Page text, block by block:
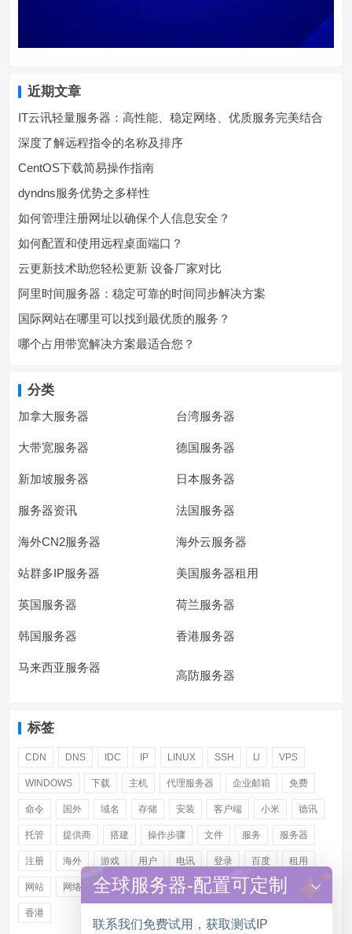
近期文章
IT云讯轻量服务器：高性能、稳定网络、优质服务完美结合
深度了解远程指令的名称及排序
CentOS下载简易操作指南
dyndns服务优势之多样性
如何管理注册网址以确保个人信息安全？
如何配置和使用远程桌面端口？
云更新技术助您轻松更新 设备厂家对比
阿里时间服务器：稳定可靠的时间同步解决方案
国际网站在哪里可以找到最优质的服务？
哪个占用带宽解决方案最适合您？
分类
加拿大服务器 台湾服务器
大带宽服务器 德国服务器
新加坡服务器 日本服务器
服务器资讯 法国服务器
海外CN2服务器 海外云服务器
站群多IP服务器 美国服务器租用
英国服务器 荷兰服务器
韩国服务器 香港服务器
马来西亚服务器
高防服务器
标签
CDN DNS IDC IP LINUX SSH U VPS
WINDOWS 下载 主机 代理服务器 企业邮箱 免费
命令 国外 域名 存储 安装 客户端 小米 德讯
托管 提供商 搭建 操作步骤 文件 服务 服务器
注册 海外 游戏 用户 电讯 登录 百度 租用
网站 网络 腾讯 虚拟主机 证书 配置 阿里
香港
全球服务器-配置可定制
联系我们免费试用，获取测试IP